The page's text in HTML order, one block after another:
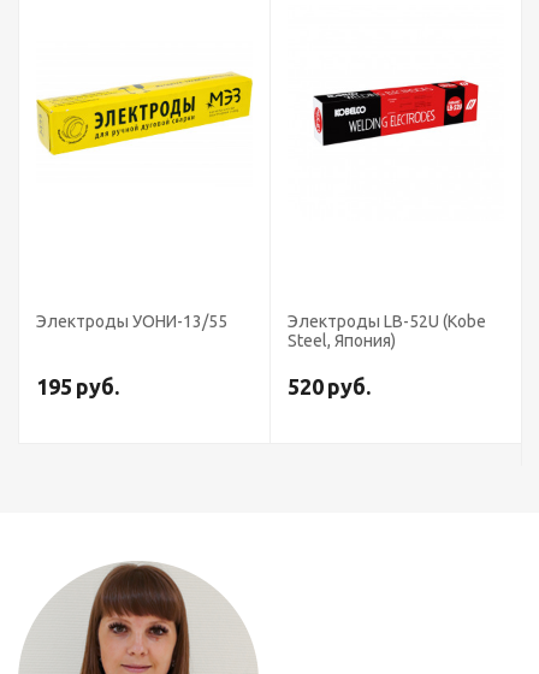
Электроды УОНИ-13/55
195 руб.
Электроды LB-52U (Kobe
Steel, Япония)
520 руб.